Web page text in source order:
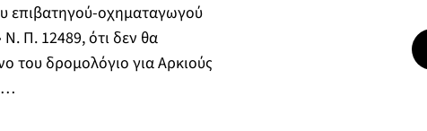
επιβατηγού-οχηματαγωγού
Π. 12489, ότι δεν θα
του δρομολόγιο για Αρκιούς